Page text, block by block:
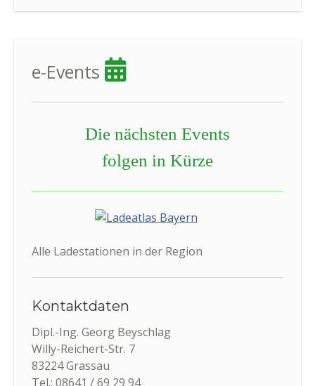
e-Events
Die nächsten Events
folgen in Kürze
Alle Ladestationen in der Region
Kontaktdaten
Dipl.-Ing. Georg Beyschlag
Willy-Reichert-Str. 7
83224 Grassau
Tel.: 08641 / 69 29 94